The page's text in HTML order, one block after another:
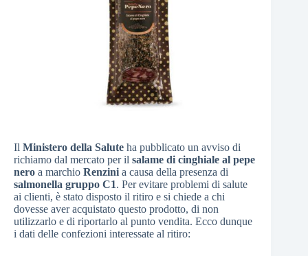
Il Ministero della Salute ha pubblicato un avviso di
richiamo dal mercato per il salame di cinghiale al pepe
nero a marchio Renzini a causa della presenza di
salmonella gruppo C1. Per evitare problemi di salute
ai clienti, è stato disposto il ritiro e si chiede a chi
dovesse aver acquistato questo prodotto, di non
utilizzarlo e di riportarlo al punto vendita. Ecco dunque
i dati delle confezioni interessate al ritiro: